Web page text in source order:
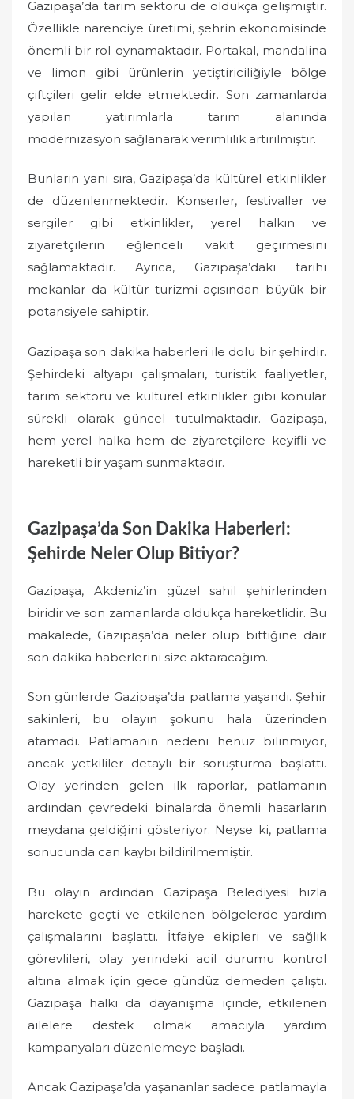
Gazipaşa’da tarım sektörü de oldukça gelişmiştir.
Özellikle narenciye üretimi, şehrin ekonomisinde
önemli bir rol oynamaktadır. Portakal, mandalina
ve limon gibi ürünlerin yetiştiriciliğiyle bölge
çiftçileri gelir elde etmektedir. Son zamanlarda
yapılan yatırımlarla tarım alanında
modernizasyon sağlanarak verimlilik artırılmıştır.
Bunların yanı sıra, Gazipaşa’da kültürel etkinlikler
de düzenlenmektedir. Konserler, festivaller ve
sergiler gibi etkinlikler, yerel halkın ve
ziyaretçilerin eğlenceli vakit geçirmesini
sağlamaktadır. Ayrıca, Gazipaşa’daki tarihi
mekanlar da kültür turizmi açısından büyük bir
potansiyele sahiptir.
Gazipaşa son dakika haberleri ile dolu bir şehirdir.
Şehirdeki altyapı çalışmaları, turistik faaliyetler,
tarım sektörü ve kültürel etkinlikler gibi konular
sürekli olarak güncel tutulmaktadır. Gazipaşa,
hem yerel halka hem de ziyaretçilere keyifli ve
hareketli bir yaşam sunmaktadır.
Gazipaşa’da Son Dakika Haberleri:
Şehirde Neler Olup Bitiyor?
Gazipaşa, Akdeniz’in güzel sahil şehirlerinden
biridir ve son zamanlarda oldukça hareketlidir. Bu
makalede, Gazipaşa’da neler olup bittiğine dair
son dakika haberlerini size aktaracağım.
Son günlerde Gazipaşa’da patlama yaşandı. Şehir
sakinleri, bu olayın şokunu hala üzerinden
atamadı. Patlamanın nedeni henüz bilinmiyor,
ancak yetkililer detaylı bir soruşturma başlattı.
Olay yerinden gelen ilk raporlar, patlamanın
ardından çevredeki binalarda önemli hasarların
meydana geldiğini gösteriyor. Neyse ki, patlama
sonucunda can kaybı bildirilmemiştir.
Bu olayın ardından Gazipaşa Belediyesi hızla
harekete geçti ve etkilenen bölgelerde yardım
çalışmalarını başlattı. İtfaiye ekipleri ve sağlık
görevlileri, olay yerindeki acil durumu kontrol
altına almak için gece gündüz demeden çalıştı.
Gazipaşa halkı da dayanışma içinde, etkilenen
ailelere destek olmak amacıyla yardım
kampanyaları düzenlemeye başladı.
Ancak Gazipaşa’da yaşananlar sadece patlamayla